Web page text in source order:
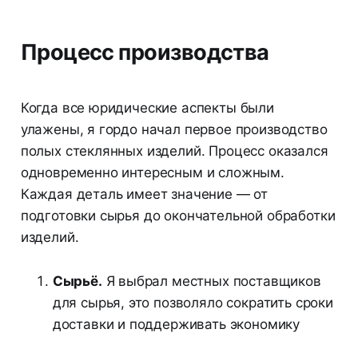
Процесс производства
Когда все юридические аспекты были
улажены, я гордо начал первое производство
полых стеклянных изделий. Процесс оказался
одновременно интересным и сложным.
Каждая деталь имеет значение — от
подготовки сырья до окончательной обработки
изделий.
Сырьё. Я выбрал местных поставщиков
для сырья, это позволяло сократить сроки
доставки и поддерживать экономику